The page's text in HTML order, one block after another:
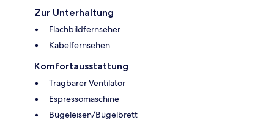
Zur Unterhaltung
Flachbildfernseher
Kabelfernsehen
Komfortausstattung
Tragbarer Ventilator
Espressomaschine
Bügeleisen/Bügelbrett